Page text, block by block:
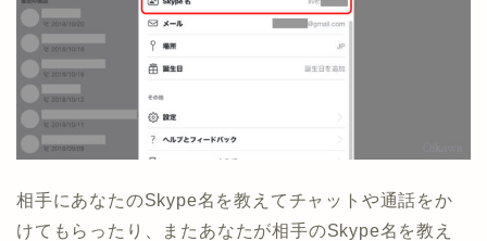
相手にあなたのSkype名を教えてチャットや通話をか
けてもらったり、またあなたが相手のSkype名を教え